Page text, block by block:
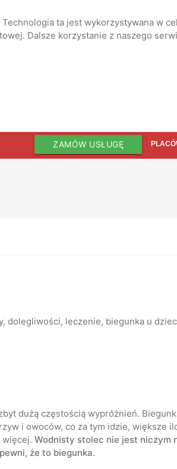
ta jest wykorzystywana w
Dalsze korzystanie z naszego
ZAMÓW USŁUGĘ
leczenie, biegunka u
dużą częstością wypróżnień.
i owoców, co za tym idzie, większe
więcej.Wodnisty stolec nie jest niczym
że to biegunka.